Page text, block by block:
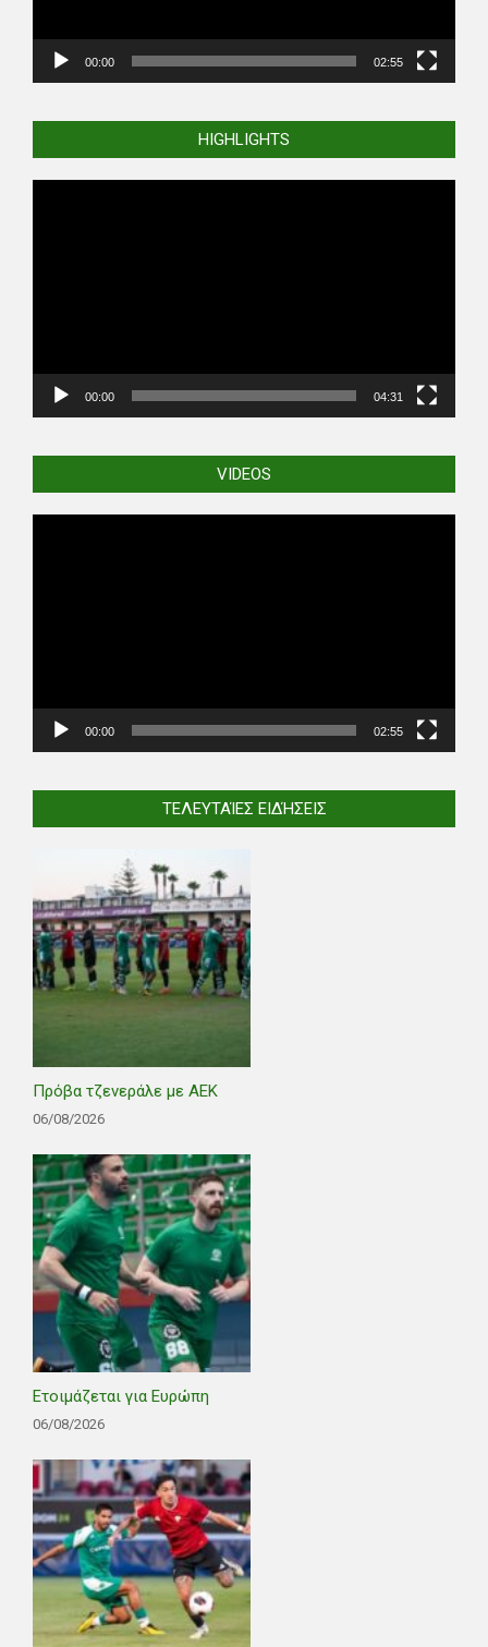
00:00 02:55
HIGHLIGHTS
00:00 04:31
VIDEOS
00:00 02:55
ΤΕΛΕΥΤΑΊΕΣ ΕΙΔΉΣΕΙΣ
Πρόβα τζενεράλε με ΑΕΚ
06/08/2026
Ετοιμάζεται για Ευρώπη
06/08/2026